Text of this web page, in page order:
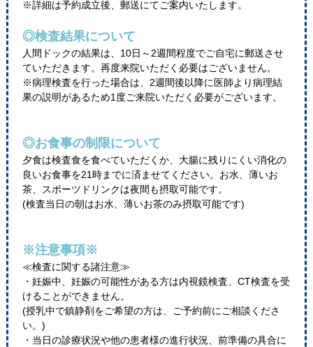
※詳細は予約成立後、郵送にてご案内いたします。
◎検査結果について
人間ドックの結果は、10日～2週間程度でご自宅に郵送させ
ていただきます。再度来院いただく必要はございません。
※病理検査を行った場合は、2週間後以降に医師より病理結
果の説明があるため1度ご来院いただく必要がございます。
◎お食事の制限について
夕食は検査食を食べていただくか、大腸に残りにくい消化の
良いお食事を21時までに済ませてください。お水、薄いお
茶、スポーツドリンクは夜間も摂取可能です。
(検査当日の朝はお水、薄いお茶のみ摂取可能です)
※注意事項※
≪検査に関する諸注意≫
・妊娠中、妊娠の可能性がある方は内視鏡検査、CT検査を受
けることができません。
(授乳中で鎮静剤をご希望の方は、ご予約前にご相談くださ
い。)
・当日の診療状況や他の患者様の進行状況、前準備の具合に